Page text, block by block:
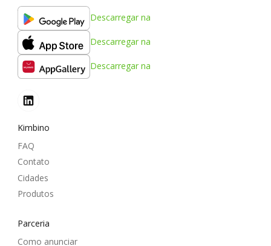
Descarregar na
Descarregar na
Descarregar na
Kimbino
FAQ
Contato
Cidades
Produtos
Parceria
Como anunciar